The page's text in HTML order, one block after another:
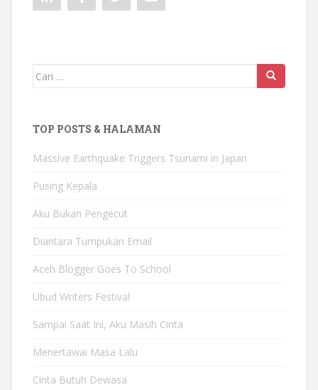
Mencari:
TOP POSTS & HALAMAN
Massive Earthquake Triggers Tsunami in Japan
Pusing Kepala
Aku Bukan Pengecut
Diantara Tumpukan Email
Aceh Blogger Goes To School
Ubud Writers Festival
Sampai Saat Ini, Aku Masih Cinta
Menertawai Masa Lalu
Cinta Butuh Dewasa